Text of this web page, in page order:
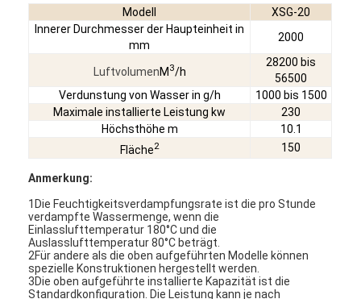
Nachrichten
Vibrierender Wirbelschichttrockner
Mikrowellen-Vakuumtrockner
Druck-Sprühtrockner
Heißluft Oven Dryer
Modell
XSG-20
Innerer Durchmesser der Haupteinheit in
mm
2000
LuftvolumenM3/h
28200 bis
56500
Verdunstung von Wasser in g/h
1000 bis 1500
Maximale installierte Leistung kw
230
Höchsthöhe m
10.1
Fläche2 150
Anmerkung:
1Die Feuchtigkeitsverdampfungsrate ist die pro Stunde
verdampfte Wassermenge, wenn die
Einlasslufttemperatur 180°C und die
Auslasslufttemperatur 80°C beträgt.
2Für andere als die oben aufgeführten Modelle können
spezielle Konstruktionen hergestellt werden.
3Die oben aufgeführte installierte Kapazität ist die
Standardkonfiguration. Die Leistung kann je nach